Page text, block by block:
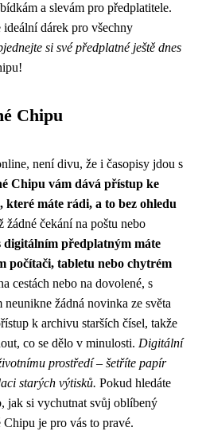
a slevám pro předplatitele.
dárek pro všechny
si své předplatné ještě dnes
Chipu
není divu, že i časopisy jdou s
Chipu vám dává přístup ke
které máte rádi, a to bez ohledu
žádné čekání na poštu nebo
digitálním předplatným máte
počítači, tabletu nebo chytrém
cestách nebo na dovolené, s
žádná novinka ze světa
k archivu starších čísel, takže
co se dělo v minulosti. Digitální
prostředí – šetříte papír
starých výtisků. Pokud hledáte
jak si vychutnat svůj oblíbený
je pro vás to pravé.